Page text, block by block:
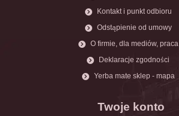
Kontakt i punkt odbioru
Odstąpienie od umowy
O firmie, dla mediów, praca
Deklaracje zgodności
Yerba mate sklep - mapa
Twoje konto